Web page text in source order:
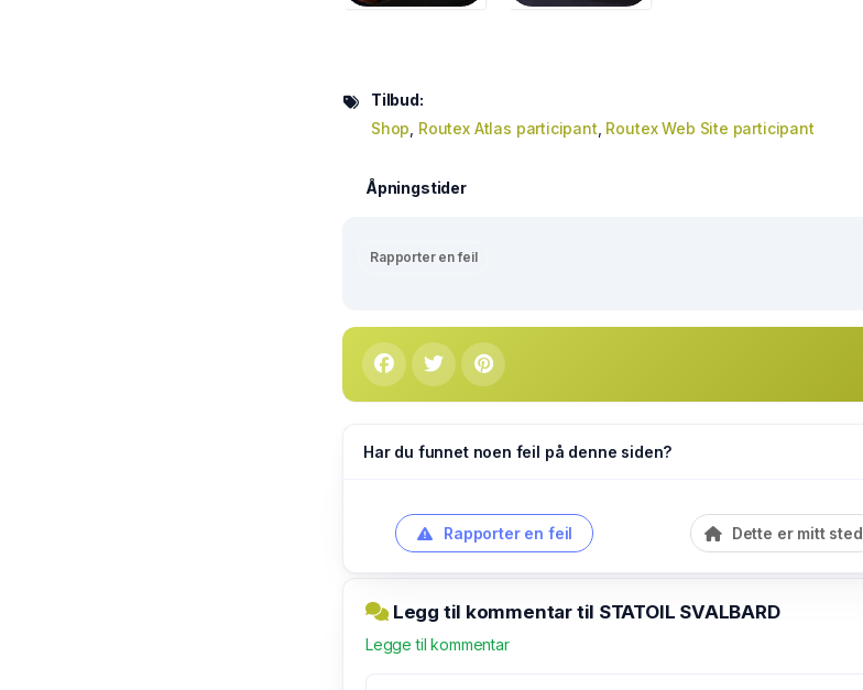
Tilbud:
Shop Routex Atlas participant Routex Web Site participant
Åpningstider
Rapporter en feil
Har du funnet noen feil på denne siden?
Rapporter en feil Dette er mitt sted
Legg til kommentar til STATOIL SVALBARD
Legge til kommentar